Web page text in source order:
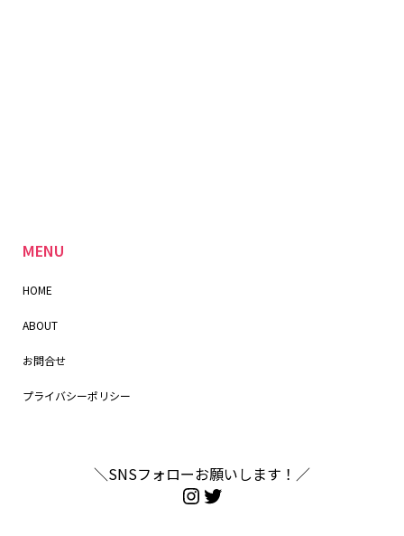
MENU
HOME
ABOUT
お問合せ
プライバシーポリシー
＼SNSフォローお願いします！／